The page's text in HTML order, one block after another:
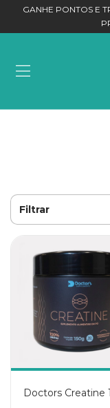
GANHE PONTOS E
Filtrar
Doctors Creatine